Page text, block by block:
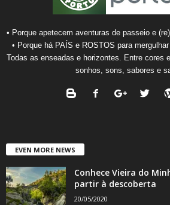
• Porque apetecem aventuras de passeio e
• Porque há PAÍS e ROSTOS para
Todas as enseadas e horizontes. Entre cores
sonhos, sons, sabores e
EVEN MORE NEWS
Conhece Vieira do
partir à descoberta
20/05/2020